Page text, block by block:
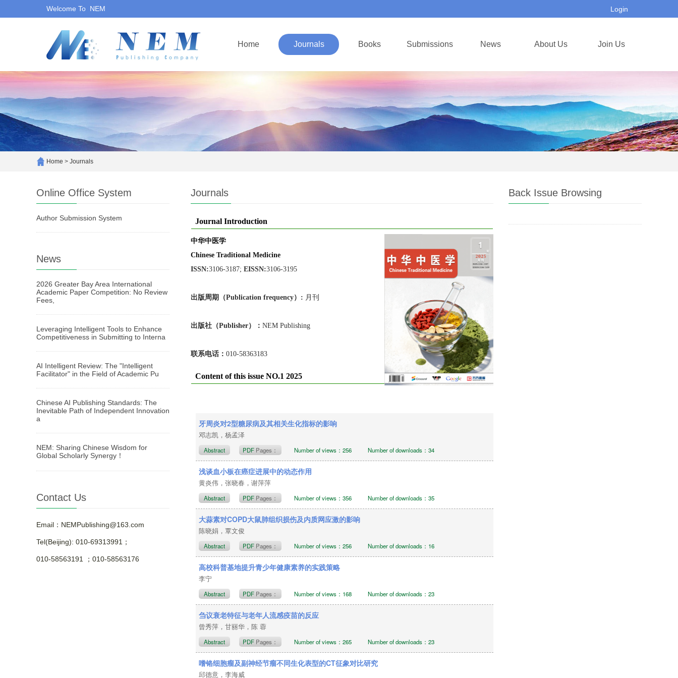
Welcome To NEM Login
Home Journals Books Submissions News About Us Join Us
Home > Journals
Online Office System
Author Submission System
News
2026 Greater Bay Area International
Academic Paper Competition: No Review
Fees,
Leveraging Intelligent Tools to Enhance
Competitiveness in Submitting to Interna
AI Intelligent Review: The "Intelligent
Facilitator" in the Field of Academic Pu
Chinese AI Publishing Standards: The
Inevitable Path of Independent Innovation
a
NEM: Sharing Chinese Wisdom for
Global Scholarly Synergy！
Contact Us
Email：NEMPublishing@163.com
Tel(Beijing): 010-69313991；
010-58563191 ；010-58563176
Back Issue Browsing
Journals
Journal Introduction
中华中医学
Chinese Traditional Medicine
ISSN:3106-3187; EISSN:3106-3195
出版周期（Publication frequency）: 月刊
出版社 （Publisher）： NEM Publishing
联系电话： 010-58363183
Content of this issue NO.1 2025
牙周炎对2型糖尿病及其相关生化指标的影响
邓志凯，杨孟泽
Abstract PDF Pages： Number of views：256 Number of downloads：34
浅谈血小板在癌症进展中的动态作用
黄炎伟，张晓春，谢萍萍
Abstract PDF Pages： Number of views：356 Number of downloads：35
大蒜素对COPD大鼠肺组织损伤及内质网应激的影响
陈晓娟，覃文俊
Abstract PDF Pages： Number of views：256 Number of downloads：16
高校科普基地提升青少年健康素养的实践策略
李宁
Abstract PDF Pages： Number of views：168 Number of downloads：23
刍议衰老特征与老年人流感疫苗的反应
曾秀萍，甘丽华，陈 蓉
Abstract PDF Pages： Number of views：265 Number of downloads：23
嗜铬细胞瘤及副神经节瘤不同生化表型的CT征象对比研究
邱德意，李海威